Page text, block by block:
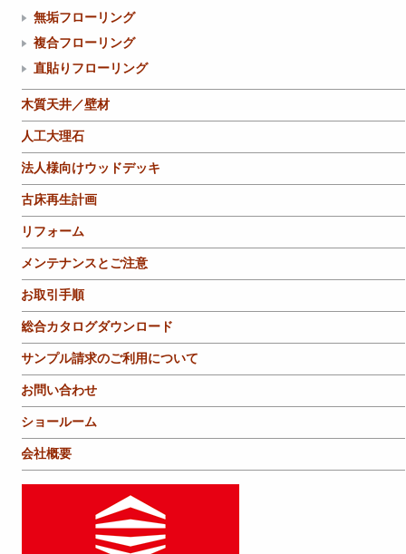
無垢フローリング
複合フローリング
直貼りフローリング
木質天井／壁材
人工大理石
法人様向けウッドデッキ
古床再生計画
リフォーム
メンテナンスとご注意
お取引手順
総合カタログダウンロード
サンプル請求のご利用について
お問い合わせ
ショールーム
会社概要